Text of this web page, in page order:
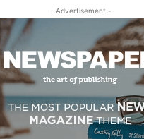
- Advertisement -